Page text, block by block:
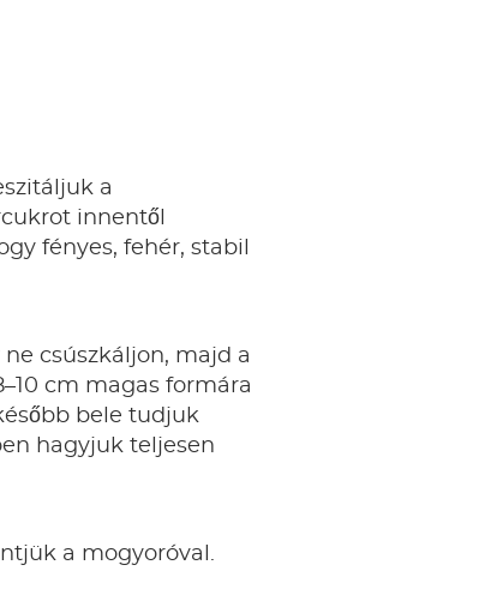
a
innentől
fényes, fehér, stabil
csúszkáljon, majd a
cm magas formára
bele tudjuk
hagyjuk teljesen
a mogyoróval.